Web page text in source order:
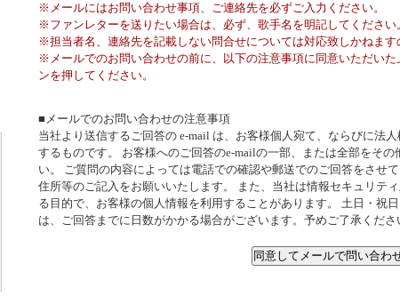
※メールにはお問い合わせ事項、ご連絡先を必ずご入力ください。
※ファンレターを送りたい場合は、必ず、歌手名を明記してください
※担当者名、連絡先を記載しない問合せについては対応致しかねます
※メールでのお問い合わせの前に、以下の注意事項に同意いただい
ンを押してください。
■メールでのお問い合わせの注意事項
当社より送信するご回答の e-mail は、お客様個人宛て、ならびに法
するものです。 お客様へのご回答のe-mailの一部、または全部をそ
い。 ご質問の内容によっては電話での確認や郵送でのご回答をさせ
住所等のご記入をお願いいたします。 また、当社は情報セキュリテ
る目的で、お客様の個人情報を利用することがあります。 土日・祝
は、ご回答までに日数がかかる場合がございます。予めご了承くださ